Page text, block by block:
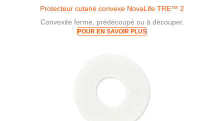
Protecteur cutané convexe NovaLife TRE™ 2
Convexité ferme, prédécoupé ou à découper.
POUR EN SAVOIR PLUS